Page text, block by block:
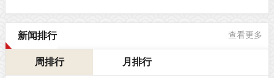
新闻排行 查看更多
周排行 月排行